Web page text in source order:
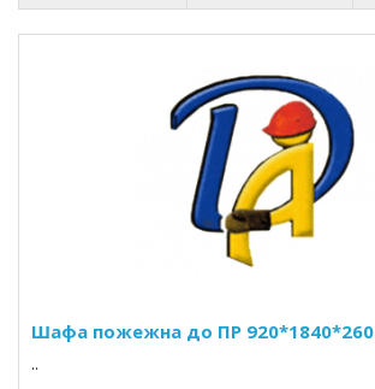
Шафа пожежна до ПР 920*1840*260
..